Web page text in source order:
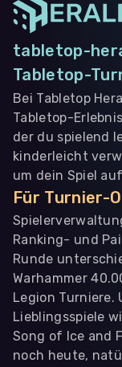
tabletop-
Tabletop-
Bei Tabletop
Tabletop-
der du spielend
kinderleicht
um dein Spiel
Für Turnier-
Ranking- und
Runde
Warhammer
Legion
Lieblingsspiele
Song of Ice and
noch heute,